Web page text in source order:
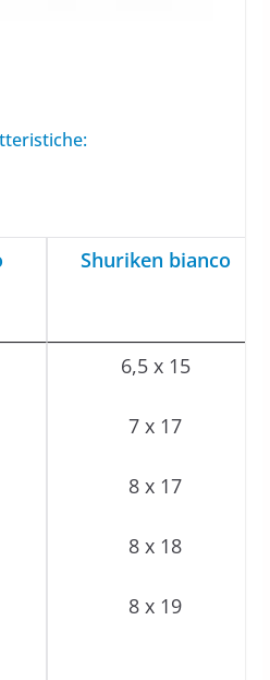
Shuriken bianco
6,5 x 15
7 x 17
8 x 17
8 x 18
8 x 19